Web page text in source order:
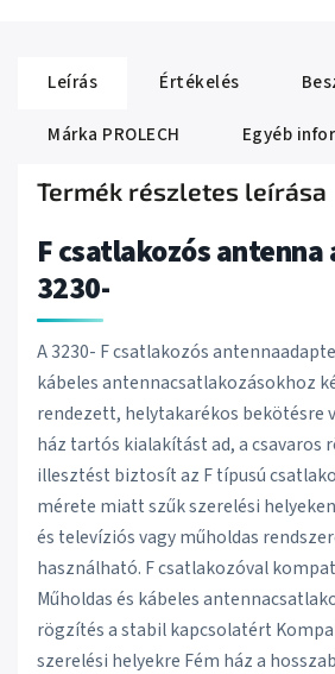
Leírás Értékelés
Márka PROLECH Egyéb
Termék részletes leírása
F csatlakozós antenna
3230-
A 3230- F csatlakozós
kábeles antennacsatlakozásokhoz
rendezett, helytakarékos bekötésre
ház tartós kialakítást ad, a csavaros
illesztést biztosít az F típusú
mérete miatt szűk szerelési
és televíziós vagy műholdas
használható. F csatlakozóval
Műholdas és kábeles
rögzítés a stabil kapcsolatért
szerelési helyekre Fém ház a